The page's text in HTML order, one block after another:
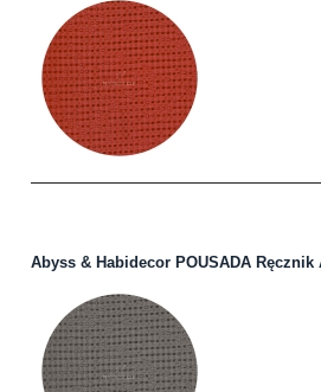
Abyss & Habidecor POUSADA Ręcznik